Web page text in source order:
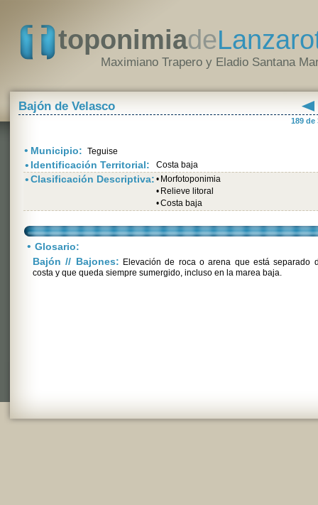
toponimiade
Maximiano Trapero y Eladio Santana
Bajón de Velasco
189 de
• Municipio: Teguise
• Identificación Territorial: Costa baja
•Clasificación Descriptiva: • Morfotoponimia
• Relieve litoral
•Costa baja
• Glosario:
Bajón // Bajones: Elevación de roca o arena que está separado
costa y que queda siempre sumergido, incluso en la marea baja.